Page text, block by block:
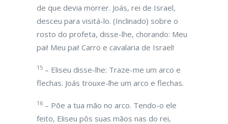
de que devia morrer. Joás, rei de Israel,
desceu para visitá-lo. (Inclinado) sobre o
rosto do profeta, disse-lhe, chorando: Meu
pai! Meu pai! Carro e cavalaria de Israel!
15 – Eliseu disse-lhe: Traze-me um arco e
flechas. Joás trouxe-lhe um arco e flechas.
16 – Põe a tua mão no arco. Tendo-o ele
feito, Eliseu pôs suas mãos nas do rei,